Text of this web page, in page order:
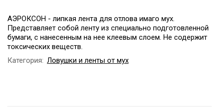
АЭРОКСОН - липкая лента для отлова имаго мух.
Представляет собой ленту из специально подготовленной
бумаги, с нанесенным на нее клеевым слоем. Не содержит
токсических веществ.
Категория: Ловушки и ленты от мух